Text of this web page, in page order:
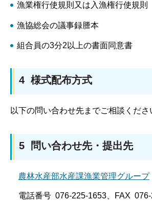
漁業権行使規則又は入漁権行使規則
漁協総会の議事録謄本
組合員の3分2以上の書面同意書
4 様式配布方式
以下の問い合わせ先までご相談くださ
5 問い合わせ先・提出先
農林水産部水産課漁業管理グループ
電話番号 076-225-1653、FAX